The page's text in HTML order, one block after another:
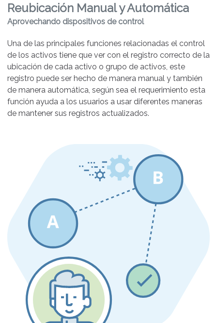
Reubicación Manual y Automática
Aprovechando dispositivos de control
Una de las principales funciones relacionadas el control
de los activos tiene que ver con el registro correcto de la
ubicación de cada activo o grupo de activos, este
registro puede ser hecho de manera manual y también
de manera automática, según sea el requerimiento esta
función ayuda a los usuarios a usar diferentes maneras
de mantener sus registros actualizados.